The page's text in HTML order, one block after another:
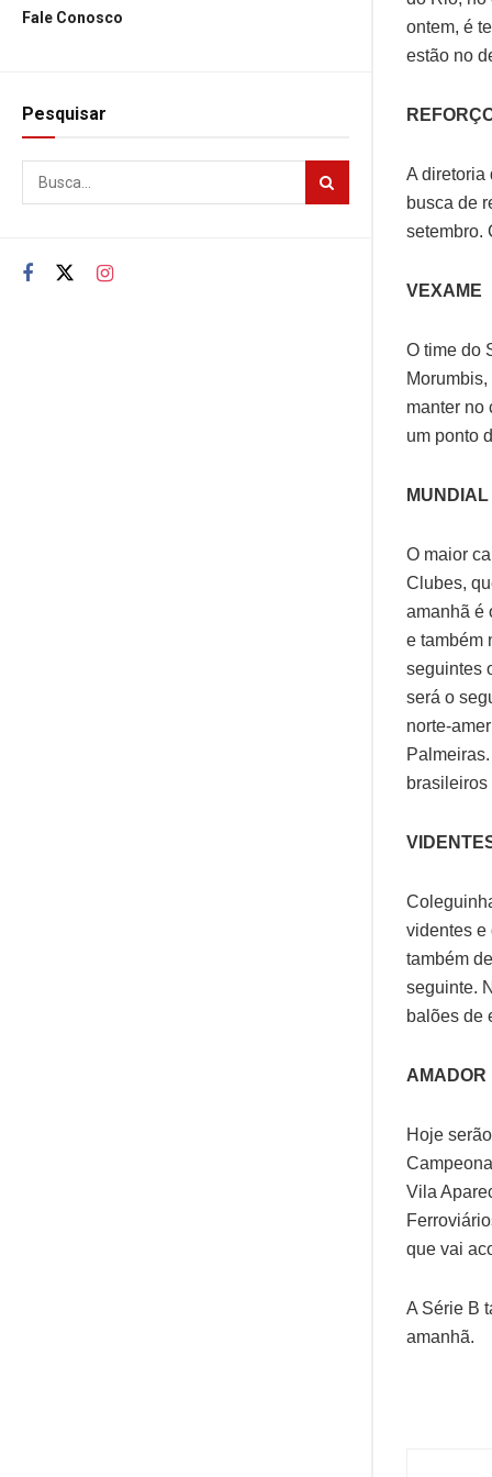
Fale Conosco
Pesquisar
ontem, é
estão no
A diretoria
busca de
setembro.
VEXAME
O time do
manter no
um ponto
MUNDIAL
O maior
Clubes,
amanhã é
e também
seguintes
será o
norte-
videntes e
também
seguinte.
balões de
AMADOR
Hoje
Vila
que vai
A Série B
amanhã.